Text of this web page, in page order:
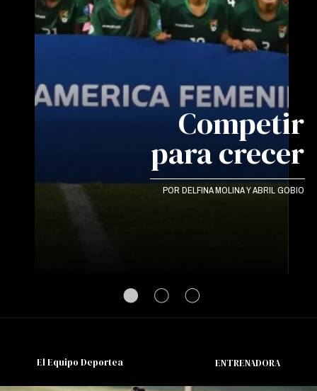
Competir
para crecer
POR DELFINA MOLINA Y ABRIL GOBIO
El Equipo Deportea ENTRENADORA